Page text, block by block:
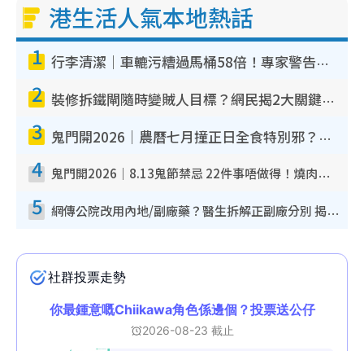
港生活人氣本地熱話
1 行李清潔｜車轆污糟過馬桶58倍！專家警告忌用酒精抹 教1招免污手除菌
2 裝修拆鐵閘隨時變賊人目標？網民揭2大關鍵用途：裝新式等於白裝？附新舊鐵閘分別
3 鬼門開2026｜農曆七月撞正日全食特別邪？專家警告切忌做一事！揭4大禁忌+2招保平安
4 鬼門開2026｜8.13鬼節禁忌 22件事唔做得！燒肉、刺身要少食？半夜勿吹口哨/打呢個電話
5 網傳公院改用內地/副廠藥？醫生拆解正副廠分別 揭4類人換藥隨時出事